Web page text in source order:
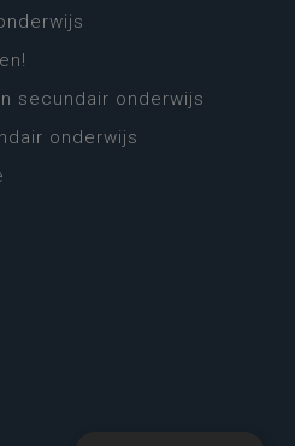
secundair onderwijs
onderwijs